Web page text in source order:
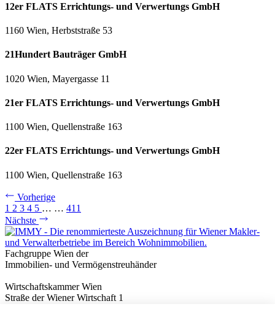
12er FLATS Errichtungs- und Verwertungs GmbH
1160 Wien, Herbststraße 53
21Hundert Bauträger GmbH
1020 Wien, Mayergasse 11
21er FLATS Errichtungs- und Verwertungs GmbH
1100 Wien, Quellenstraße 163
22er FLATS Errichtungs- und Verwertungs GmbH
1100 Wien, Quellenstraße 163
Vorherige
1 2 3 4 5 … … 411
Nächste
Fachgruppe Wien der
Immobilien- und Vermögenstreuhänder
Wirtschaftskammer Wien
Straße der Wiener Wirtschaft 1